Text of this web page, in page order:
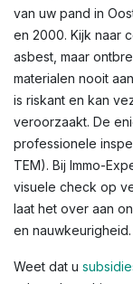
van uw pand in
en 2000. Kijk naar
asbest, maar
materialen nooit
is riskant en kan
veroorzaakt. De
professionele
TEM). Bij Immo-
visuele check op
laat het over aan
en nauwkeurigheid.
Weet dat u